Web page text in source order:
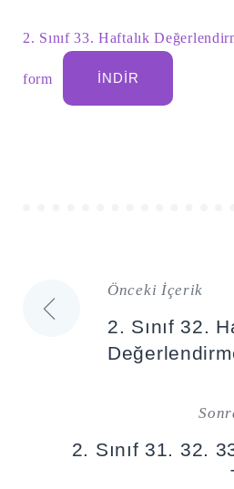
2. Sınıf 33. Haftalık
form İNDIR
Yazı
gezinmesi
Önceki İçerik
2. Sınıf 32.
2. Sınıf 31. 32.